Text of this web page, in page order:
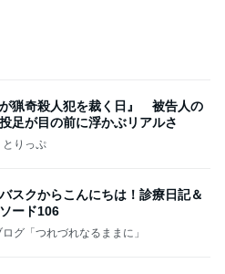
バスクからこんにちは！診療日記＆
ード106
グ「つれづれなるままに」
と仕様の変わったスタンプラリー
レット通信